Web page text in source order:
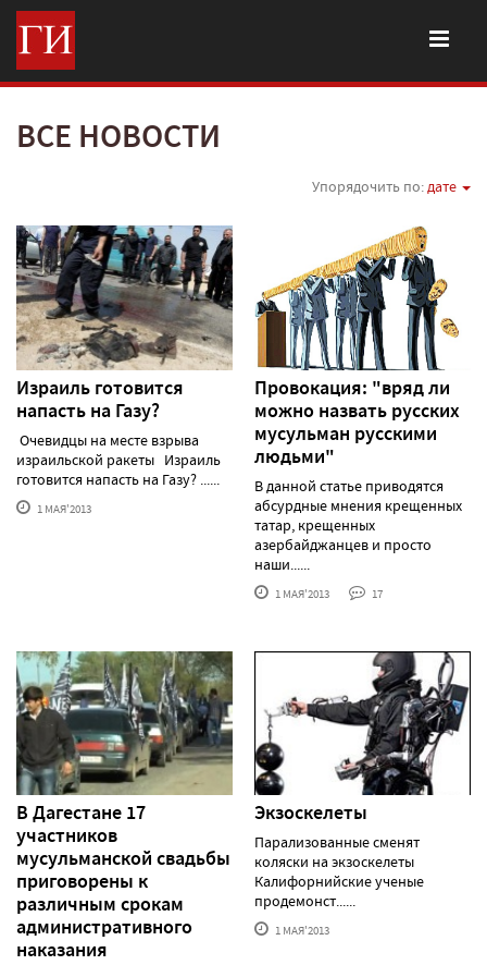
ВСЕ НОВОСТИ
Упорядочить по:дате
Израиль готовится
напасть на Газу?
Очевидцы на месте взрыва
израильской ракеты Израиль
готовится напасть на Газу? ......
1 МАЯ'2013
Провокация: "вряд ли
можно назвать русских
мусульман русскими
людьми"
В данной статье приводятся
абсурдные мнения крещенных
татар, крещенных
азербайджанцев и просто
наши......
1 МАЯ'2013 17
В Дагестане 17
участников
мусульманской свадьбы
приговорены к
различным срокам
административного
наказания
Экзоскелеты
Парализованные сменят
коляски на экзоскелеты
Калифорнийские ученые
продемонст......
1 МАЯ'2013